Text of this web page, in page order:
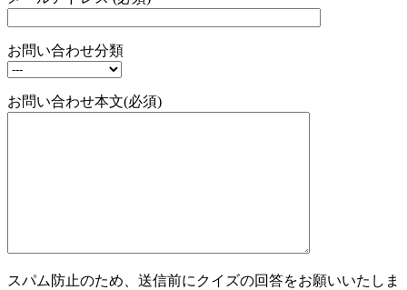
お問い合わせ分類
お問い合わせ本文(必須)
スパム防止のため、送信前にクイズの回答をお願いいたしま